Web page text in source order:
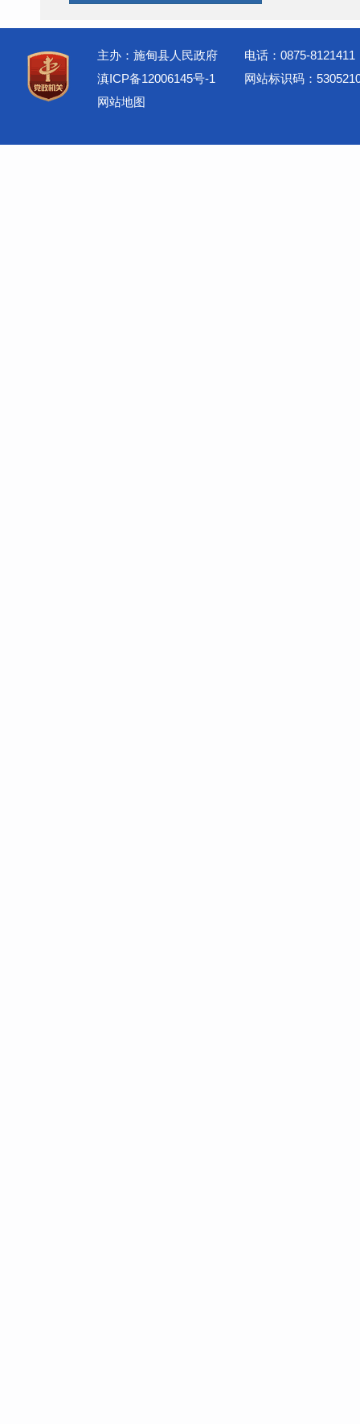
主办：施甸县人民政府
电话：0875-8121411
滇ICP备12006145号-1
网站标识码：
网站地图